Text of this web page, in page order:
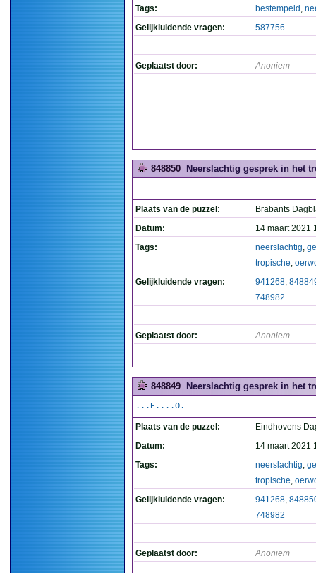
Tags:
bestempeld ,
Gelijkluidende vragen:
587756
Geplaatst door: Anoniem
848850 Neerslachtig gesprek in het
Plaats van de puzzel:
Brabants
Datum:
14 maart 2021
Tags:
neerslachtig,
tropische,
Gelijkluidende vragen:
941268,
748982
Geplaatst door: Anoniem
848849 Neerslachtig gesprek in het
...E....O.
Plaats van de puzzel:
Eindhovens
Datum:
14 maart 2021
Tags:
neerslachtig,
tropische,
Gelijkluidende vragen:
941268,
748982
Geplaatst door: Anoniem